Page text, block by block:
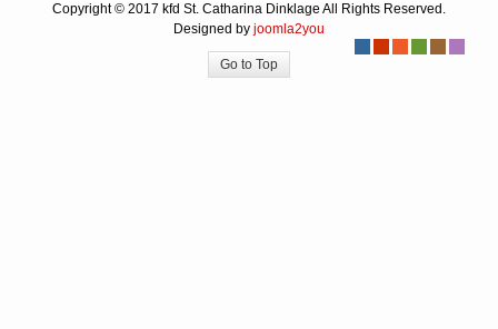
Copyright © 2017 kfd St. Catharina Dinklage All Rights Reserved.
Designed by joomla2you
Go to Top